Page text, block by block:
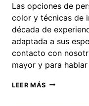
Las opciones de
color y técnicas de
década de
adaptada a sus
contacto con
mayor y para
LEER MÁS BOLSA